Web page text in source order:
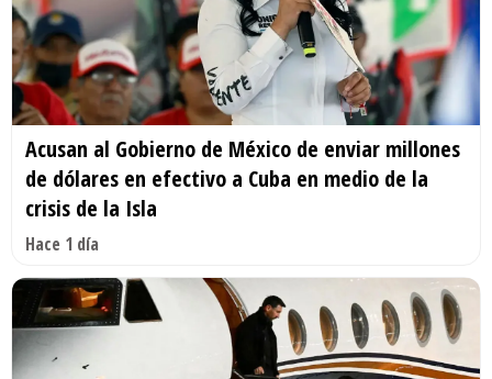
Acusan al Gobierno de México de enviar millones
de dólares en efectivo a Cuba en medio de la
crisis de la Isla
Hace 1 día